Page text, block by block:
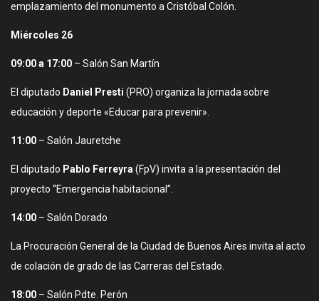
emplazamiento del monumento a Cristóbal Colón.
Miércoles 26
09:00 a 17:00 – Salón San Martín
El diputado Daniel Presti (PRO) organiza la jornada sobre
educación y deporte «Educar para prevenir».
11:00 – Salón Jauretche
El diputado Pablo Ferreyra (FpV) invita a la presentación del
proyecto “Emergencia habitacional”.
14:00 – Salón Dorado
La Procuración General de la Ciudad de Buenos Aires invita al acto
de colación de grado de las Carreras del Estado.
18:00 – Salón Pdte. Perón